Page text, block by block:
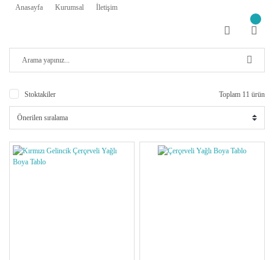
Anasayfa Kurumsal İletişim
Stoktakiler Toplam 11 ürün